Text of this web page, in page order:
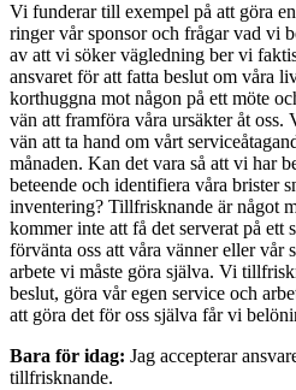
Vi funderar till exempel på att göra
ringer vår sponsor och frågar vad vi
av att vi söker vägledning ber vi
ansvaret för att fatta beslut om våra
korthuggna mot någon på ett möte
vän att framföra våra ursäkter åt oss.
vän att ta hand om vårt
månaden. Kan det vara så att vi har
beteende och identifiera våra brister
inventering? Tillfrisknande är något
kommer inte att få det serverat på
förvänta oss att våra vänner eller vår
arbete vi måste göra själva. Vi
beslut, göra vår egen service och
att göra det för oss själva får vi
Bara för idag: Jag accepterar
tillfrisknande.